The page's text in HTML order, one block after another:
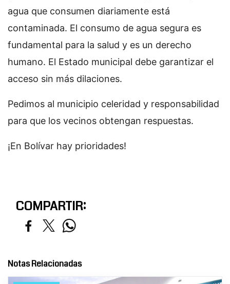
agua que consumen diariamente está
contaminada. El consumo de agua segura es
fundamental para la salud y es un derecho
humano. El Estado municipal debe garantizar el
acceso sin más dilaciones.
Pedimos al municipio celeridad y responsabilidad
para que los vecinos obtengan respuestas.
¡En Bolívar hay prioridades!
COMPARTIR:
Notas Relacionadas